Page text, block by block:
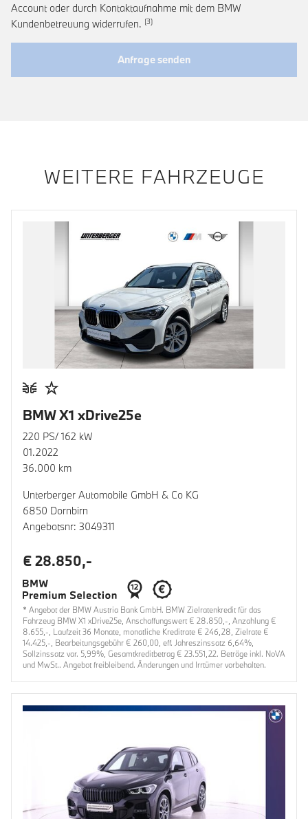
Account oder durch Kontaktaufnahme mit dem BMW
Kundenbetreuung widerrufen. Link zur Fußnote: Widerruf der
Anfrage senden
WEITERE FAHRZEUGE
BMW X1 xDrive25e
220 PS/ 162 kW
01.2022
36.000 km
Unterberger Automobile GmbH & Co KG
6850 Dornbirn
Angebotsnr: 3049311
€ 28.850,-
* Angebot der BMW Austria Bank GmbH. BMW Zielratenkredit für das
Fahrzeug BMW X1 xDrive25e, Anschaffungswert € 28.850,-, Anzahlung €
8.655,-, Laufzeit 36 Monate, monatliche Kreditrate € 246,28, Zielrate €
14.425,-, Bearbeitungsgebühr € 260,00, eff. Jahreszinssatz 6,64%,
Sollzinssatz var. 5,99%, Gesamtkreditbetrag € 23.551,22. Beträge inkl. NoVA
und MwSt.. Angebot freibleibend. Änderungen und Irrtümer vorbehalten.